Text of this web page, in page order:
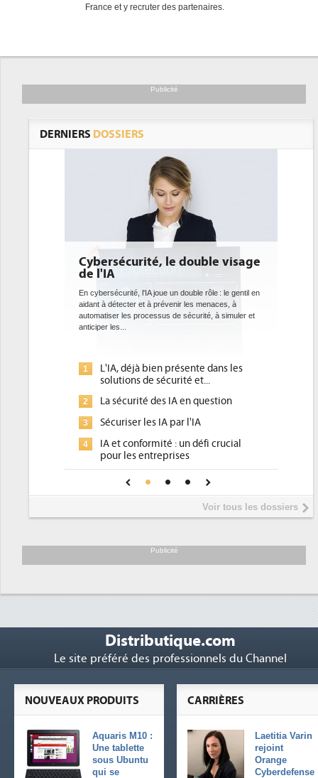
France et y recruter des partenaires.
Publicité
DERNIERS DOSSIERS
Cybersécurité, le double visage
de l'IA
En cybersécurité, l'IA joue un double rôle : le gentil en
aidant à détecter et à prévenir les menaces, à
automatiser les processus de sécurité, à simuler et
anticiper les...
1
L'IA, déjà bien présente dans les
solutions de sécurité et...
2 La sécurité des IA en question
3 Sécuriser les IA par l'IA
4
IA et conformité : un défi crucial
pour les entreprises
Une IA de confiance pour une IA
plus sûre ?
Voir tous les dossiers
Publicité
Distributique.com
Le site préféré des professionnels du Channel
CARRIÈRES
Laetitia Varin
rejoint
Orange
Cyberdefense
NOUVEAUX PRODUITS
Aquaris M10 :
Une tablette
sous Ubuntu
qui se